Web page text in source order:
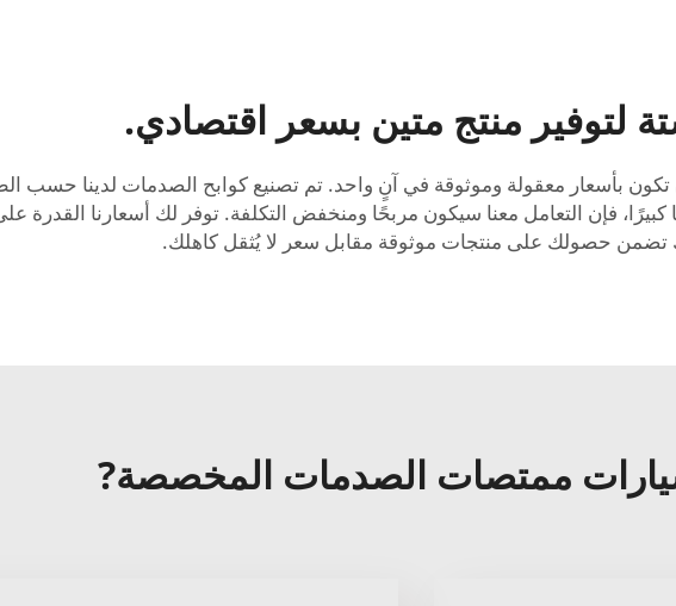
لتوفير منتج متين بسعر اقتصادي.
بأسعار معقولة وموثوقة في آنٍ واحد. تم تصنيع كوابح الصدمات لدينا حسب
فإن التعامل معنا سيكون مربحًا ومنخفض التكلفة. توفر لك أسعارنا القدرة
تضمن حصولك على منتجات موثوقة مقابل سعر لا يُثقل كاهلك.